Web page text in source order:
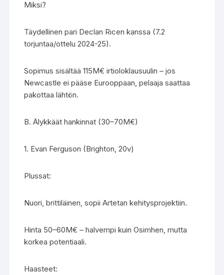
Miksi?
Täydellinen pari Declan Ricen kanssa (7.2
torjuntaa/ottelu 2024-25).
Sopimus sisältää 115M€ irtioloklausuulin – jos
Newcastle ei pääse Eurooppaan, pelaaja saattaa
pakottaa lähtön.
B. Älykkäät hankinnat (30–70M€)
1. Evan Ferguson (Brighton, 20v)
Plussat:
Nuori, brittiläinen, sopii Artetan kehitysprojektiin.
Hinta 50–60M€ – halvempi kuin Osimhen, mutta
korkea potentiaali.
Haasteet: